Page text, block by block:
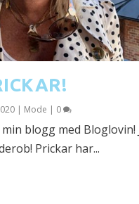
Mode 0
blogg med Bloglovin!
Prickar har...